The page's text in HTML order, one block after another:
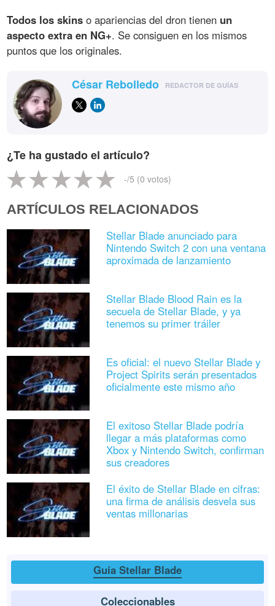
Todos los skins o apariencias del dron tienen un
aspecto extra en NG+. Se consiguen en los mismos
puntos que los originales.
César Rebolledo REDACTOR DE GUÍAS
¿Te ha gustado el artículo?
-/5 (0 votos)
ARTÍCULOS RELACIONADOS
Stellar Blade anunciado para
Nintendo Switch 2 con una ventana
aproximada de lanzamiento
Stellar Blade Blood Rain es la
secuela de Stellar Blade, y ya
tenemos su primer tráiler
Es oficial: el nuevo Stellar Blade y
Project Spirits serán presentados
oficialmente este mismo año
El exitoso Stellar Blade podría
llegar a más plataformas como
Xbox y Nintendo Switch, confirman
sus creadores
El éxito de Stellar Blade en cifras:
una firma de análisis desvela sus
ventas millonarias
Guía Stellar Blade
Coleccionables